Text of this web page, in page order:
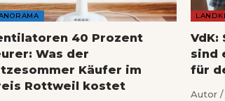
40 Prozent
Was der
Käufer im
Rottweil kostet
VdK:
sind
für
Autor /